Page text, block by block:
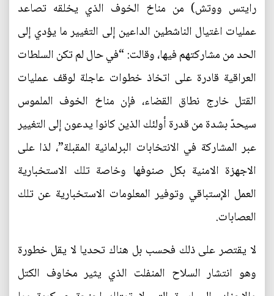
رايتس ووتش) من مناخ الخوف الذي يخلقه تصاعد
عمليات اغتيال الناشطين الداعين إلى التغيير ما يؤدي إلى
الحد من مشاركتهم فيها، وقالت: “في حال لم تكن السلطات
العراقية قادرة على اتخاذ خطوات عاجلة لوقف عمليات
القتل خارج نطاق القضاء، فإن مناخ الخوف الملموس
سيحدّ بشدة من قدرة أولئك الذين كانوا يدعون إلى التغيير
عبر المشاركة في الانتخابات البرلمانية المقبلة”، لذا على
الاجهزة الامنية بكل صنوفها وخاصة تلك الاستخبارية
العمل الإستباقي وتوفير المعلومات الاستخبارية عن تلك
العصابات.
لا يقتصر على ذلك فحسب بل هناك تحديا لا يقل خطورة
وهو انتشار السلاح المنفلت الذي يثير مخاوف الكتل